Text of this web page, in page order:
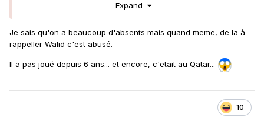
😍
Expand
Je sais qu'on a beaucoup d'absents mais quand meme, de la à
rappeller Walid c'est abusé.
Il a pas joué depuis 6 ans... et encore, c'etait au Qatar...
10